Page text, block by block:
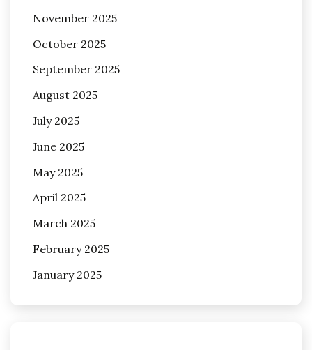
November 2025
October 2025
September 2025
August 2025
July 2025
June 2025
May 2025
April 2025
March 2025
February 2025
January 2025